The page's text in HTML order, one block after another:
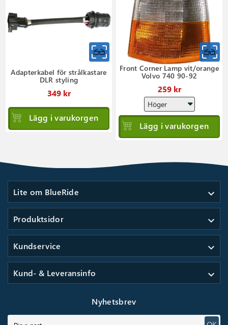
Adapterkabel för strålkastare
DLR styling
349 kr
Lägg i varukorgen
Front Corner Lamp vit/orange
Volvo 740 90-92
259 kr
Lägg i varukorgen
Lite om BlueRide expand_more
Produktsidor expand_more
Kundservice expand_more
Kund- & Leveransinfo expand_more
Nyhetsbrev